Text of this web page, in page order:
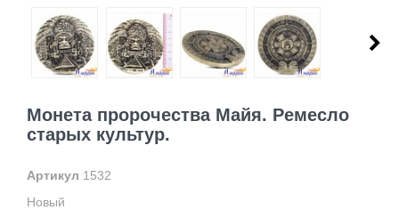
Монета пророчества Майя. Ремесло
старых культур.
Артикул 1532
Новый